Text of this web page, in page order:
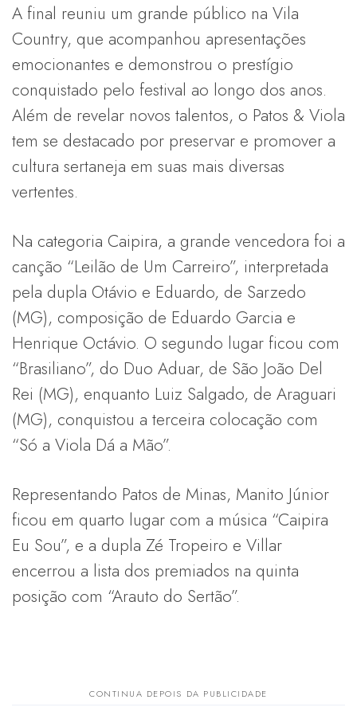
A final reuniu um grande público na Vila
Country, que acompanhou apresentações
emocionantes e demonstrou o prestígio
conquistado pelo festival ao longo dos anos.
Além de revelar novos talentos, o Patos & Viola
tem se destacado por preservar e promover a
cultura sertaneja em suas mais diversas
vertentes.
Na categoria Caipira, a grande vencedora foi a
canção “Leilão de Um Carreiro”, interpretada
pela dupla Otávio e Eduardo, de Sarzedo
(MG), composição de Eduardo Garcia e
Henrique Octávio. O segundo lugar ficou com
“Brasiliano”, do Duo Aduar, de São João Del
Rei (MG), enquanto Luiz Salgado, de Araguari
(MG), conquistou a terceira colocação com
“Só a Viola Dá a Mão”.
Representando Patos de Minas, Manito Júnior
ficou em quarto lugar com a música “Caipira
Eu Sou”, e a dupla Zé Tropeiro e Villar
encerrou a lista dos premiados na quinta
posição com “Arauto do Sertão”.